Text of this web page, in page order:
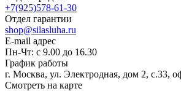
+7(925)578-61-30
Отдел гарантии
shop@silasluha.ru
E-mail адрес
Пн-Чт: с 9.00 до 16.30
График работы
г. Москва, ул. Электродная, дом 2, с.33,
Смотреть на карте